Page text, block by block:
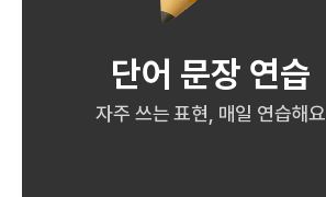
단어 문장 연습
자주 쓰는 표현, 매일 연습해요